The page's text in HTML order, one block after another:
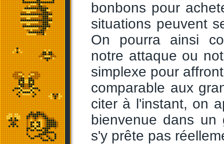
bonbons pour
situations peuvent
On pourra ainsi
notre attaque ou
simplexe pour
comparable aux
citer à l'instant, on
bienvenue dans
s'y prête pas